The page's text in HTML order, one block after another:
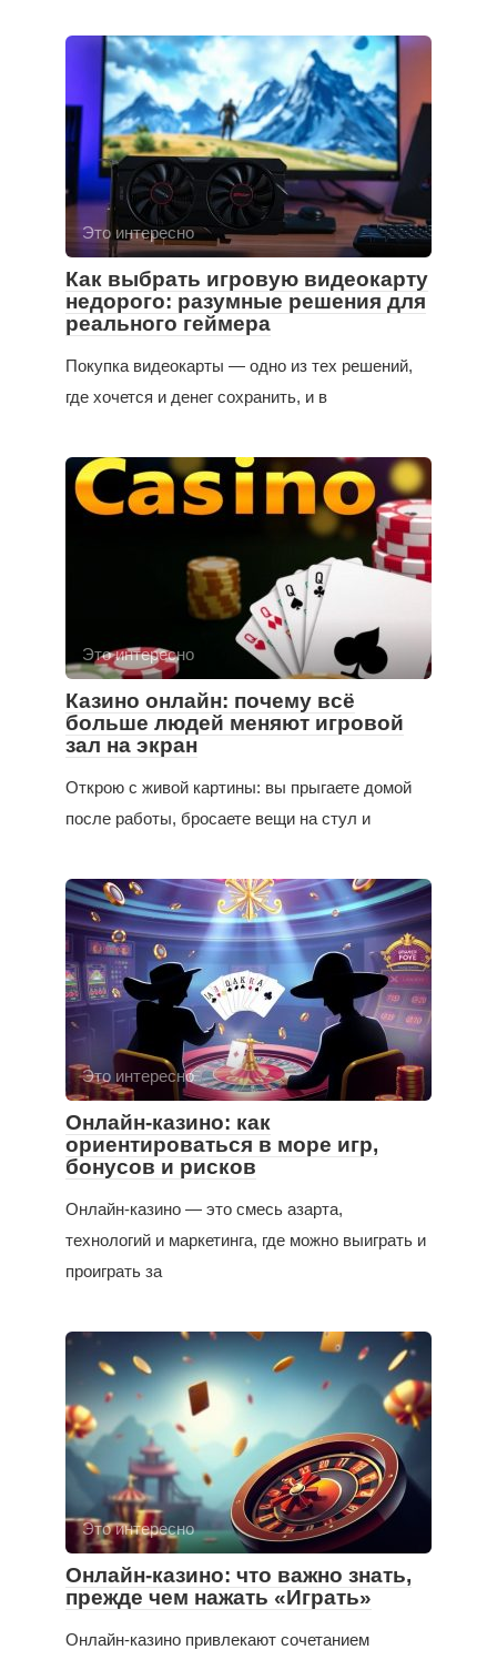
Это интересно
Как выбрать игровую видеокарту
недорого: разумные решения для
реального геймера
Покупка видеокарты — одно из тех решений,
где хочется и денег сохранить, и в
Это интересно
Казино онлайн: почему всё
больше людей меняют игровой
зал на экран
Открою с живой картины: вы прыгаете домой
после работы, бросаете вещи на стул и
Это интересно
Онлайн-казино: как
ориентироваться в море игр,
бонусов и рисков
Онлайн-казино — это смесь азарта,
технологий и маркетинга, где можно выиграть и
проиграть за
Это интересно
Онлайн-казино: что важно знать,
прежде чем нажать «Играть»
Онлайн-казино привлекают сочетанием